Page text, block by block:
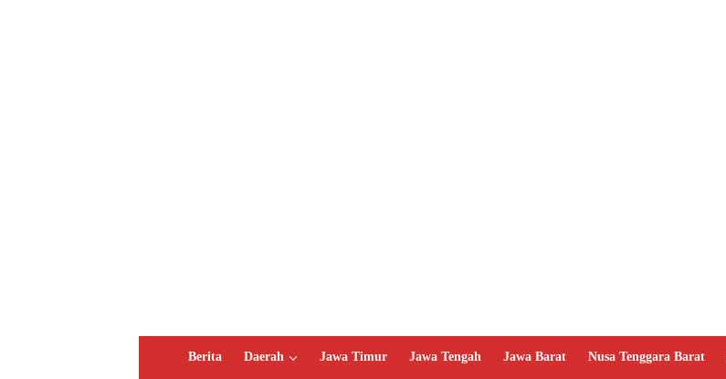
Berita Daerah Jawa Timur Jawa Tengah Jawa Barat Nusa Tenggara Barat